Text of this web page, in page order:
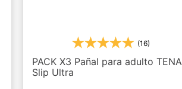
(16)
PACK X3 Pañal para adulto TENA
Slip Ultra